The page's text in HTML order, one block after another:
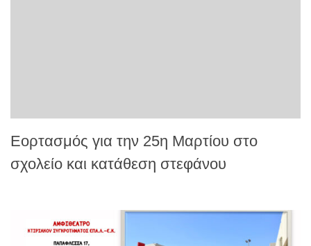
Εορτασμός για την 25η Μαρτίου στο
σχολείο και κατάθεση στεφάνου